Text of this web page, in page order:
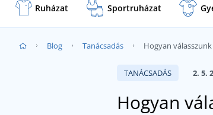
Ruházat Sportruházat
Blog Tanácsadás Hogyan
TANÁCSADÁS 2. 5.
Hogyan